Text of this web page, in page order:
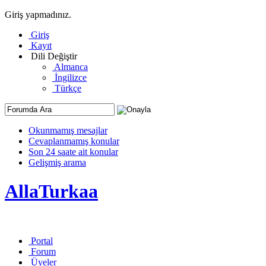
Giriş yapmadınız.
Giriş
Kayıt
Dili Değiştir
Almanca
İngilizce
Türkçe
Okunmamış mesajlar
Cevaplanmamış konular
Son 24 saate ait konular
Gelişmiş arama
AllaTurkaa
Portal
Forum
Üyeler